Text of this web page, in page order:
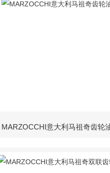
MARZOCCHI意大利马祖奇齿轮